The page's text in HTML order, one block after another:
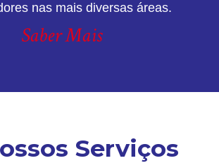
nas mais diversas áreas.
Saber Mais
Serviços